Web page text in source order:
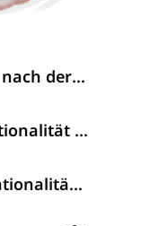
Wie fragt man nach der Nationalität?
Fragen zur Nationalität beantworten
Länder und Nationalitäten